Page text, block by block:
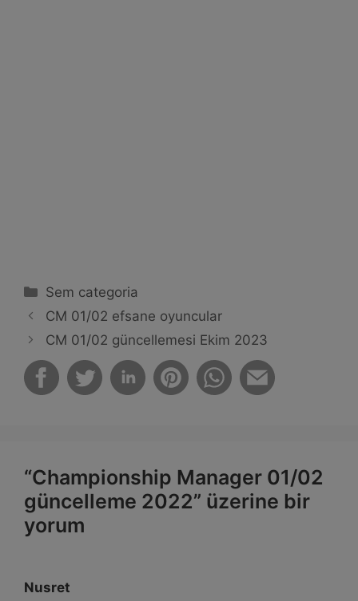
Kategoriler
Sem categoria
CM 01/02 efsane oyuncular
CM 01/02 güncellemesi Ekim 2023
“Championship Manager 01/02
güncelleme 2022” üzerine bir
yorum
Nusret